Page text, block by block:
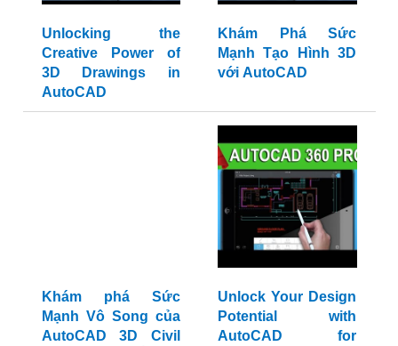
Unlocking the
Creative Power of
3D Drawings in
AutoCAD
Khám Phá Sức
Mạnh Tạo Hình 3D
với AutoCAD
Khám phá Sức
Mạnh Vô Song của
AutoCAD 3D Civil
Unlock Your Design
Potential with
AutoCAD for